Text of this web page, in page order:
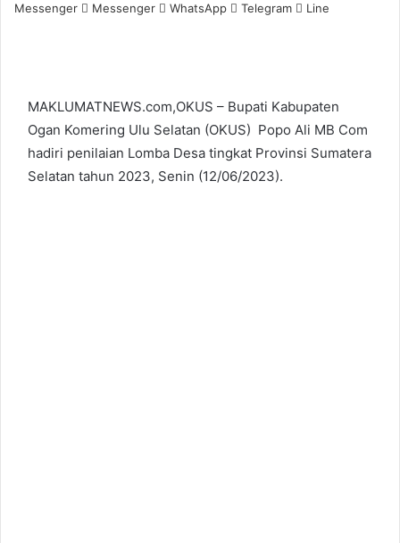
Messenger
Messenger WhatsApp Telegram Line
MAKLUMATNEWS.com,OKUS – Bupati Kabupaten
Ogan Komering Ulu Selatan (OKUS) Popo Ali MB Com
hadiri penilaian Lomba Desa tingkat Provinsi Sumatera
Selatan tahun 2023, Senin (12/06/2023).